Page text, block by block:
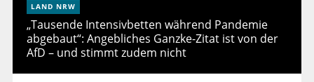
LAND NRW
„Tausende Intensivbetten während Pandemie
abgebaut“: Angebliches Ganzke-Zitat ist von der
AfD – und stimmt zudem nicht